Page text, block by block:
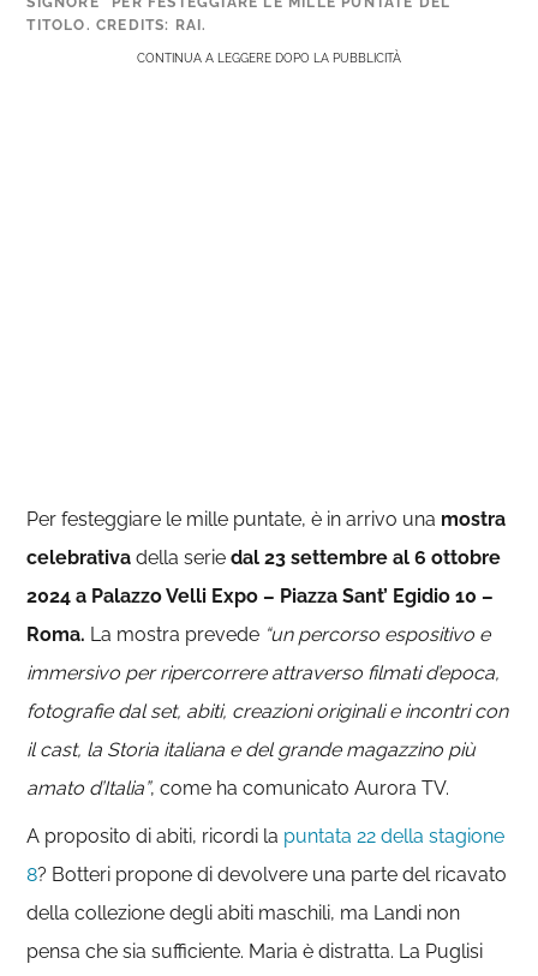
TITOLO. CREDITS: RAI.
CONTINUA A LEGGERE DOPO LA PUBBLICITÀ
Per festeggiare le mille puntate, è in arrivo una mostra
celebrativa della seriedal 23 settembre al 6 ottobre
2024 a Palazzo Velli Expo – Piazza Sant’ Egidio 10 –
Roma. La mostra prevede “un percorso espositivo e
immersivo per ripercorrere attraverso filmati d’epoca,
fotografie dal set, abiti, creazioni originali e incontri con
il cast, la Storia italiana e del grande magazzino più
amato d’Italia”, come ha comunicato Aurora TV.
A proposito di abiti, ricordi la puntata 22 della stagione
8? Botteri propone di devolvere una parte del ricavato
della collezione degli abiti maschili, ma Landi non
pensa che sia sufficiente. Maria è distratta. La Puglisi